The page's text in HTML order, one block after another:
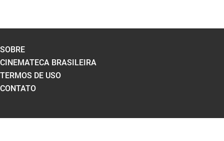
SOBRE
CINEMATECA BRASILEIRA
TERMOS DE USO
CONTATO